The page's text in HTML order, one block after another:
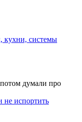
кухни, системы
думали про
не испортить